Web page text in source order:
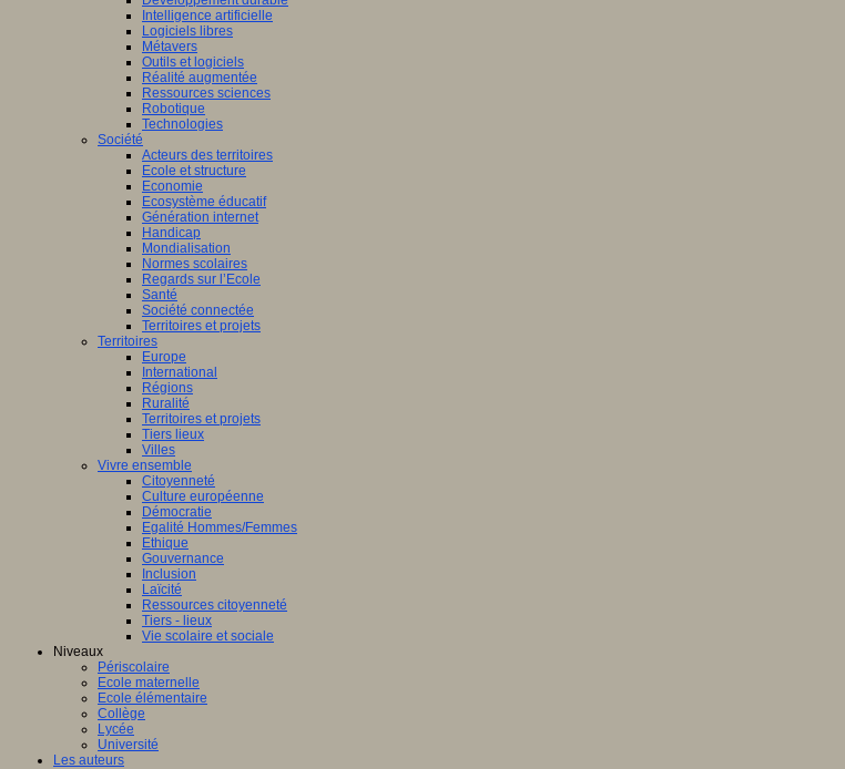
Intelligence artificielle
Logiciels libres
Métavers
Outils et logiciels
Réalité augmentée
Ressources sciences
Robotique
Technologies
Société
Acteurs des territoires
Ecole et structure
Economie
Ecosystème éducatif
Génération internet
Handicap
Mondialisation
Normes scolaires
Regards sur l’Ecole
Santé
Société connectée
Territoires et projets
Territoires
Europe
International
Régions
Ruralité
Territoires et projets
Tiers lieux
Villes
Vivre ensemble
Citoyenneté
Culture européenne
Démocratie
Egalité Hommes/Femmes
Ethique
Gouvernance
Inclusion
Laïcité
Ressources citoyenneté
Tiers - lieux
Vie scolaire et sociale
Niveaux
Périscolaire
Ecole maternelle
Ecole élémentaire
Collège
Lycée
Université
Les auteurs